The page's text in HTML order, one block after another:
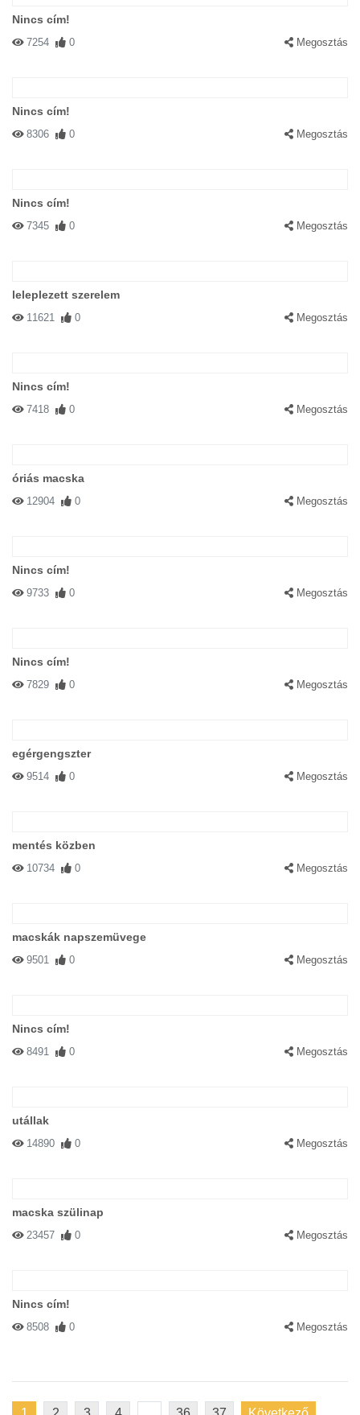
Nincs cím!
7254 0 Megosztás
Nincs cím!
8306 0 Megosztás
Nincs cím!
7345 0 Megosztás
leleplezett szerelem
11621 0 Megosztás
Nincs cím!
7418 0 Megosztás
óriás macska
12904 0 Megosztás
Nincs cím!
9733 0 Megosztás
Nincs cím!
7829 0 Megosztás
egérgengszter
9514 0 Megosztás
mentés közben
10734 0 Megosztás
macskák napszemüvege
9501 0 Megosztás
Nincs cím!
8491 0 Megosztás
utállak
14890 0 Megosztás
macska szülinap
23457 0 Megosztás
Nincs cím!
8508 0 Megosztás